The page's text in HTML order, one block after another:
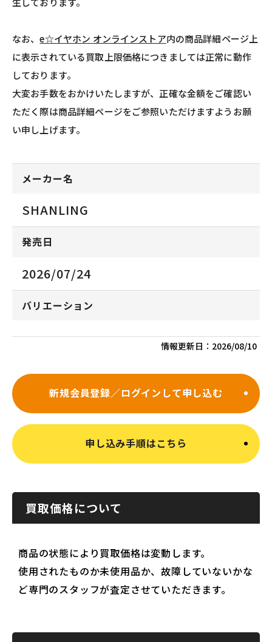
なお、e☆イヤホン オンラインストア内の商品詳細ページ上
に表示されている買取上限価格につきましては正常に動作
しております。
大変お手数をおかけいたしますが、正確な金額をご確認い
ただく際は商品詳細ページをご参照いただけますようお願
い申し上げます。
メーカー名
SHANLING
発売日
2026/07/24
バリエーション
情報更新日： 2026/08/10
新規会員登録／ログインして申し込む
申し込み手順はこちら
買取価格について
商品の状態により買取価格は変動します。
使用されたものか未使用品か、故障していないかな
ど専門のスタッフが査定させていただきます。